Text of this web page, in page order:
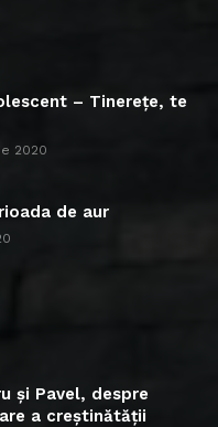
– Tinerețe, te
2020
de aur
și Pavel, despre
a creștinătății